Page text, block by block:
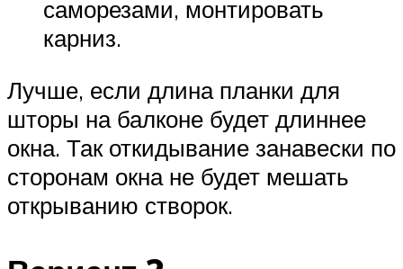
саморезами, монтировать
карниз.
Лучше, если длина планки для
шторы на балконе будет длиннее
окна. Так откидывание занавески по
сторонам окна не будет мешать
открыванию створок.